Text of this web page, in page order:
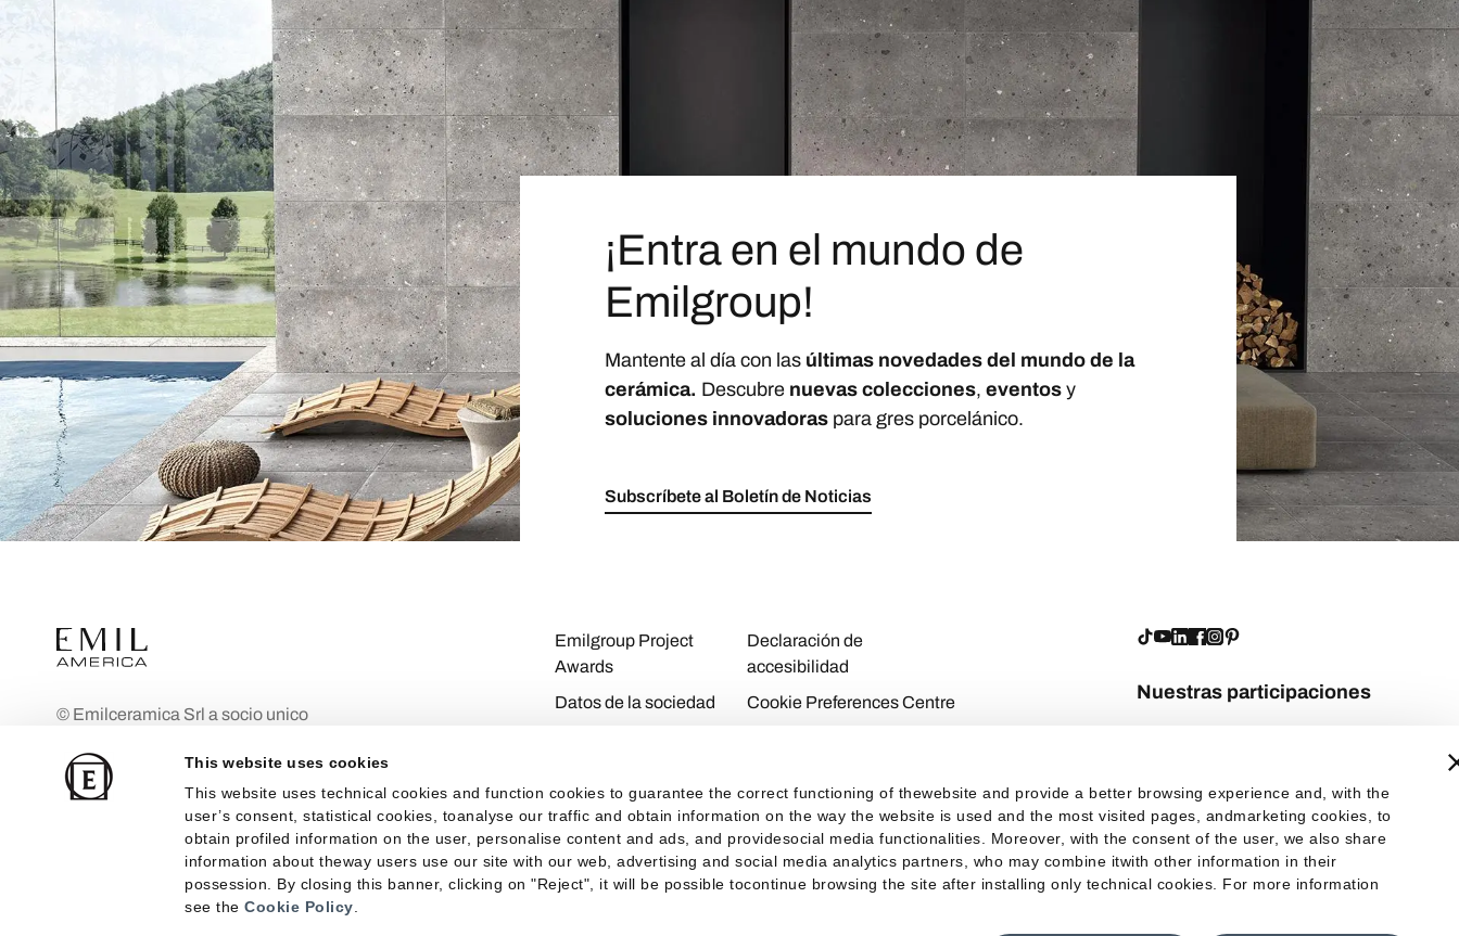
This website uses cookies
This website uses technical cookies and function cookies to guarantee the correct functioning of thewebsite and provide a better browsing experience and, with the
user’s consent, statistical cookies, toanalyse our traffic and obtain information on the way the website is used and the most visited pages, andmarketing cookies, to
obtain profiled information on the user, personalise content and ads, and providesocial media functionalities. Moreover, with the consent of the user, we also share
information about theway users use our site with our web, advertising and social media analytics partners, who may combine itwith other information in their
possession. By closing this banner, clicking on "Reject", it will be possible tocontinue browsing the site after installing only technical cookies. For more information
see the Cookie Policy
¡Entra en el mundo de
Emilgroup!
Mantente al día con las últimas novedades del mundo de la
cerámica. Descubre nuevas colecciones, eventosy
soluciones innovadoraspara gres porcelánico.
Subscríbete al Boletín de Noticias
© Emilceramica Srl a socio unico
Empresa bajo la dirección y coordinación
de Mohawk Industries Inc. Fiorano
Modenese (MO), Via Ghiarola Nuova n.
29 Capital social: 10.000.000 €
totalmente desembolsados
Inscrita en el Registro Mercantil de
Emilgroup Project
Awards
Datos de la sociedad
Personal Area
Taxes
Declaración de
accesibilidad
Cookie Preferences Centre
Privacy
Nuestras participaciones